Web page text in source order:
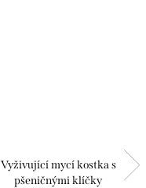
Vyživující mycí kostka s
pšeničnými klíčky